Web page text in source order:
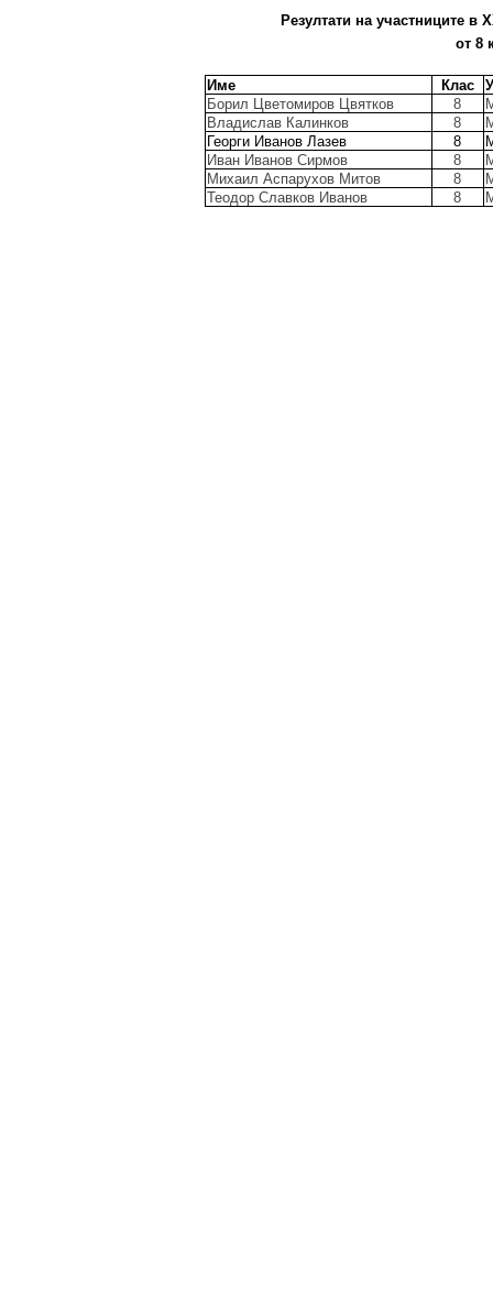
Резултати на участниците в
от 8
Име Клас
Борил Цветомиров Цвятков
8
Владислав Калинков
8
Георги Иванов Лазев
8
Иван Иванов Сирмов
8
Михаил Аспарухов Митов
8
Теодор Славков Иванов
8